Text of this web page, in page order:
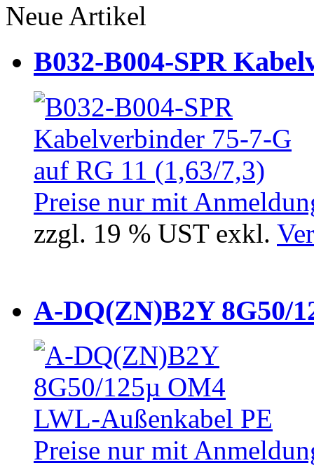
Neue Artikel
B032-B004-SPR
Preise nur mit
zzgl. 19 % UST exkl.
A-DQ(ZN)B2Y 8G50/
Preise nur mit